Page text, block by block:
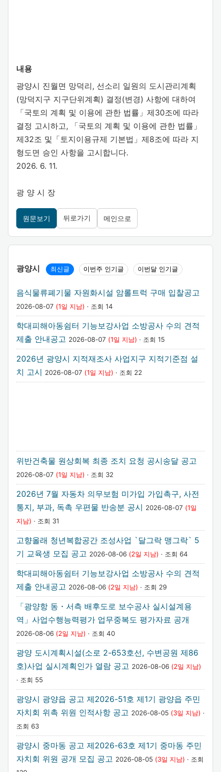
내용
광양시 진월면 망덕리, 선소리 일원의 도시관리계획
(망덕지구 지구단위계획) 결정(변경) 사항에 대하여
「국토의 계획 및 이용에 관한 법률」제30조에 따라
결정 고시하고, 「국토의 계획 및 이용에 관한 법률」
제32조 및「토지이용규제 기본법」제8조에 따라 지
형도면 승인 사항을 고시합니다.
2026. 6. 11.
광 양 시 장
원문보기 뒤로가기 메인으로
광양시 최신글 이번주 인기글 이번달 인기글
음식물류폐기물 자원화시설 암롤트럭 구매 입찰공고
2026-08-07 (1일 지남) · 조회 14
학대피해아동쉼터 기능보강사업 소방공사 수의 견적
제출 안내공고 2026-08-07 (1일 지남) · 조회 15
2026년 광양시 지적재조사 사업지구 지적기준점 설
치 고시 2026-08-07 (1일 지남) · 조회 22
위반건축물 원상회복 최종 조치 요청 공시송달 공고
2026-08-07 (1일 지남) · 조회 32
2026년 7월 자동차 의무보험 미가입 가입촉구, 사전
통지, 부과, 독촉 우편물 반송분 공시 2026-08-07 (1일
지남) · 조회 31
고향올래 청년복합공간 조성사업 `달그락 맹그락` 5
기 교육생 모집 공고 2026-08-06 (2일 지남) · 조회 64
학대피해아동쉼터 기능보강사업 소방공사 수의 견적
제출 안내공고 2026-08-06 (2일 지남) · 조회 29
「광양항 동・서측 배후도로 보수공사 실시설계용
역」사업수행능력평가 업무중복도 평가자료 공개
2026-08-06 (2일 지남) · 조회 40
광양 도시계획시설(소로 2-653호선, 수변공원 제86
호)사업 실시계획인가 열람 공고 2026-08-06 (2일 지남)
· 조회 55
광양시 광양읍 공고 제2026-51호 제1기 광양읍 주민
자치회 위촉 위원 인적사항 공고 2026-08-05 (3일 지남) ·
조회 63
광양시 중마동 공고 제2026-63호 제1기 중마동 주민
자치회 위원 공개 모집 공고 2026-08-05 (3일 지남) · 조회